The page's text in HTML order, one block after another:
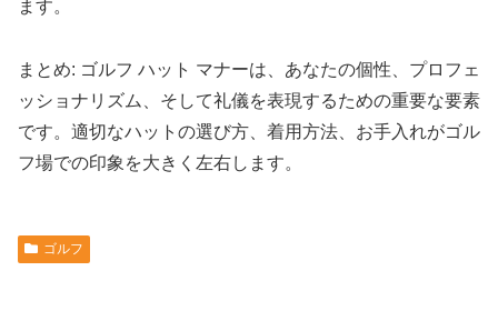
ます。
まとめ: ゴルフ ハット マナーは、あなたの個性、プロフェ
ッショナリズム、そして礼儀を表現するための重要な要素
です。適切なハットの選び方、着用方法、お手入れがゴル
フ場での印象を大きく左右します。
ゴルフ